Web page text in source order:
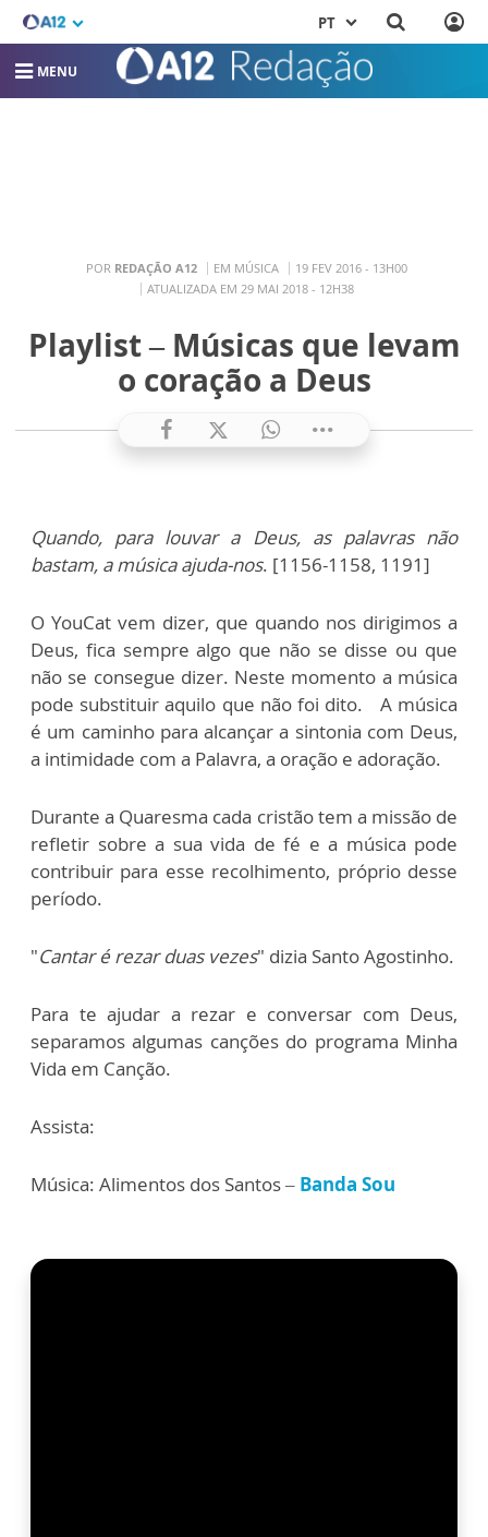
PT
MENU
POR REDAÇÃO A12 EM MÚSICA
19 FEV 2016 - 13H00
ATUALIZADA EM 29 MAI 2018 - 12H38
Playlist – Músicas que levam
o coração a Deus
Quando, para louvar a Deus, as palavras não
bastam, a música ajuda-nos. [1156-1158, 1191]
O YouCat vem dizer, que quando nos dirigimos a
Deus, fica sempre algo que não se disse ou que
não se consegue dizer. Neste momento a música
pode substituir aquilo que não foi dito. A música
é um caminho para alcançar a sintonia com Deus,
a intimidade com a Palavra, a oração e adoração.
Durante a Quaresma cada cristão tem a missão de
refletir sobre a sua vida de fé e a música pode
contribuir para esse recolhimento, próprio desse
período.
"Cantar é rezar duas vezes" dizia Santo Agostinho.
Para te ajudar a rezar e conversar com Deus,
separamos algumas canções do programa Minha
Vida em Canção.
Assista:
Música: Alimentos dos Santos – Banda Sou